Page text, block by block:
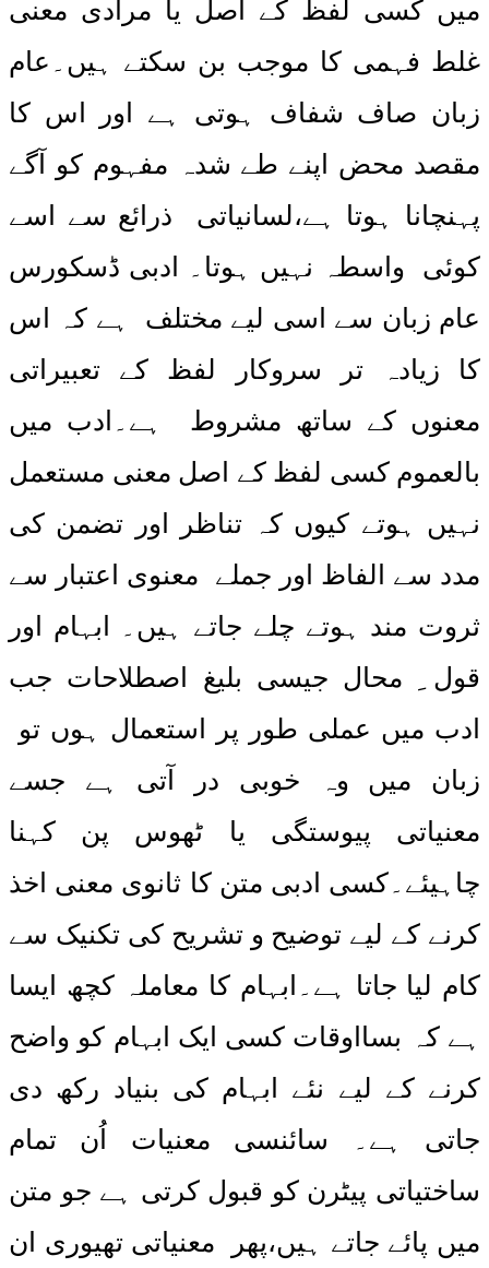
میں کسی لفظ کے اصل یا مرادی معنی
غلط فہمی کا موجب بن سکتے ہیں۔عام
زبان صاف شفاف ہوتی ہے اور اس کا
مقصد محض اپنے طے شدہ مفہوم کو آگے
پہنچانا ہوتا ہے،لسانیاتی ذرائع سے اسے
کوئی واسطہ نہیں ہوتا۔ ادبی ڈسکورس
عام زبان سے اسی لیے مختلف ہے کہ اس
کا زیادہ تر سروکار لفظ کے تعبیراتی
معنوں کے ساتھ مشروط ہے۔ادب میں
بالعموم کسی لفظ کے اصل معنی مستعمل
نہیں ہوتے کیوں کہ تناظر اور تضمن کی
مدد سے الفاظ اور جملے معنوی اعتبار سے
ثروت مند ہوتے چلے جاتے ہیں۔ ابہام اور
قول ِ محال جیسی بلیغ اصطلاحات جب
ادب میں عملی طور پر استعمال ہوں تو
زبان میں وہ خوبی در آتی ہے جسے
معنیاتی پیوستگی یا ٹھوس پن کہنا
چاہیئے۔کسی ادبی متن کا ثانوی معنی اخذ
کرنے کے لیے توضیح و تشریح کی تکنیک سے
کام لیا جاتا ہے۔ابہام کا معاملہ کچھ ایسا
ہے کہ بسااوقات کسی ایک ابہام کو واضح
کرنے کے لیے نئے ابہام کی بنیاد رکھ دی
جاتی ہے۔ سائنسی معنیات اُن تمام
ساختیاتی پیٹرن کو قبول کرتی ہے جو متن
میں پائے جاتے ہیں،پھر معنیاتی تھیوری ان